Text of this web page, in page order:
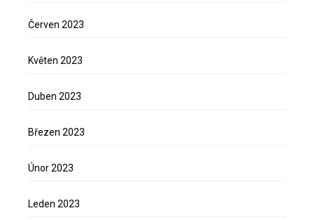
Červen 2023
Květen 2023
Duben 2023
Březen 2023
Únor 2023
Leden 2023